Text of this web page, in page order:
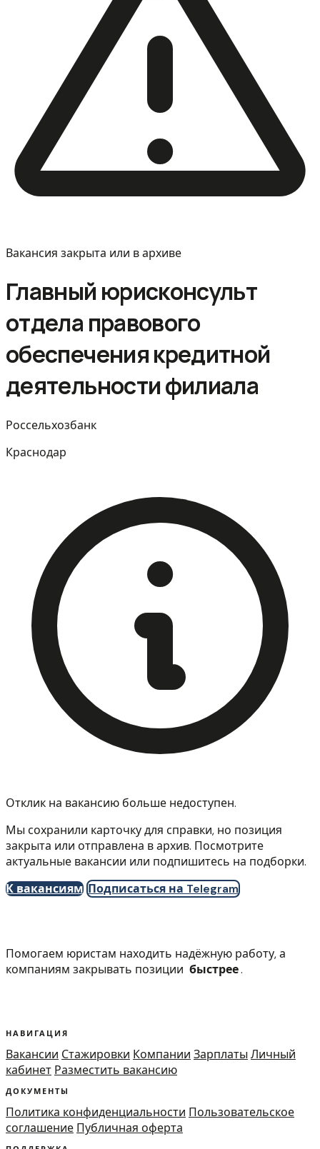
Вакансия закрыта или в архиве
Главный юрисконсульт
отдела правового
обеспечения кредитной
деятельности филиала
Россельхозбанк
Краснодар
Отклик на вакансию больше недоступен.
Мы сохранили карточку для справки, но позиция
закрыта или отправлена в архив. Посмотрите
актуальные вакансии или подпишитесь на подборки.
К вакансиям Подписаться на Telegram
Помогаем юристам находить надёжную работу, а
компаниям закрывать позиции быстрее.
НАВИГАЦИЯ
Вакансии Стажировки Компании Зарплаты Личный
кабинет Разместить вакансию
ДОКУМЕНТЫ
Политика конфиденциальности Пользовательское
соглашение Публичная оферта